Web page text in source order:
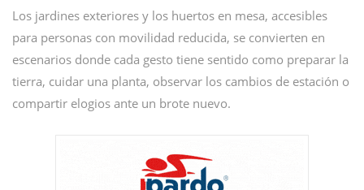
Los jardines exteriores y los huertos en mesa, accesibles
para personas con movilidad reducida, se convierten en
escenarios donde cada gesto tiene sentido como preparar la
tierra, cuidar una planta, observar los cambios de estación o
compartir elogios ante un brote nuevo.